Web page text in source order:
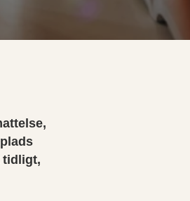
tidligt,